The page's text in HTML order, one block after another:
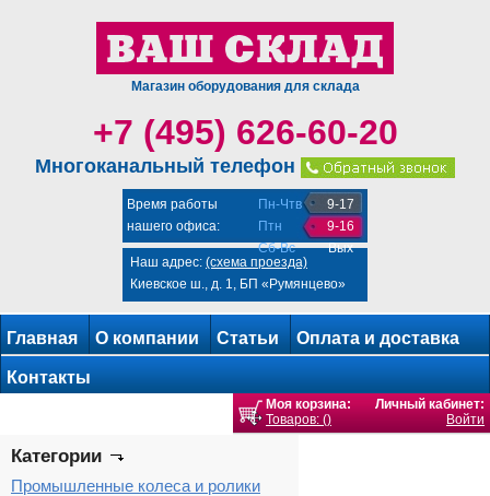
Магазин оборудования для склада
+7 (495) 626-60-20
Многоканальный телефон
Время работы
нашего офиса:
Пн-Чтв
Птн
Сб-Вс
9-17
9-16
Вых
Наш адрес: (схема проезда)
Киевское ш., д. 1, БП «Румянцево»
Главная О компании Статьи Оплата и доставка
Контакты
Моя корзина:
Товаров: ()
Личный кабинет:
Войти
Категории
Промышленные колеса и ролики